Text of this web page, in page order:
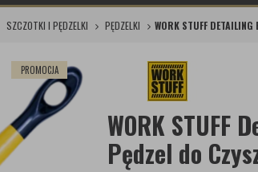
SZCZOTKI I PĘDZELKI PĘDZELKI WORK STUFF
PROMOCJA
WORK STUFF
Pędzel do